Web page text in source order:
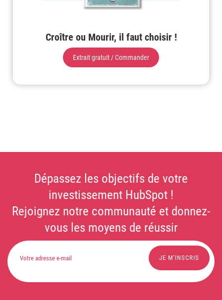
Croître ou Mourir, il faut choisir !
Extrait gratuit / Commander
Dépassez les objectifs de votre
investissement HubSpot !
Rejoignez notre communauté et donnez-
vous les moyens de réussir